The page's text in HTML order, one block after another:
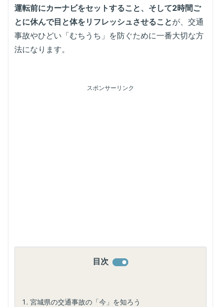
運転前にカーナビをセットすること、そして2時間ご
とに休んで目と体をリフレッシュさせることが、交通
事故やひどい「むちうち」を防ぐために一番大切な方
法になります。
スポンサーリンク
目次
宮城県の交通事故の「今」を知ろう